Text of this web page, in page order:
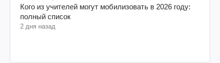
Война в Украине
Кого из учителей могут мобилизовать в 2026 году:
полный список